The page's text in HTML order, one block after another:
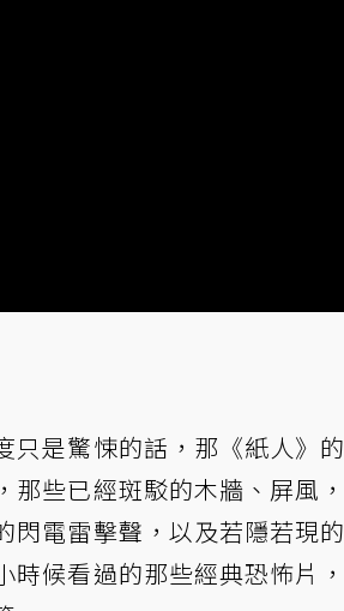
只是驚悚的話，那《紙人》的
些已經斑駁的木牆、屏風，
閃電雷擊聲，以及若隱若現的
候看過的那些經典恐怖片，